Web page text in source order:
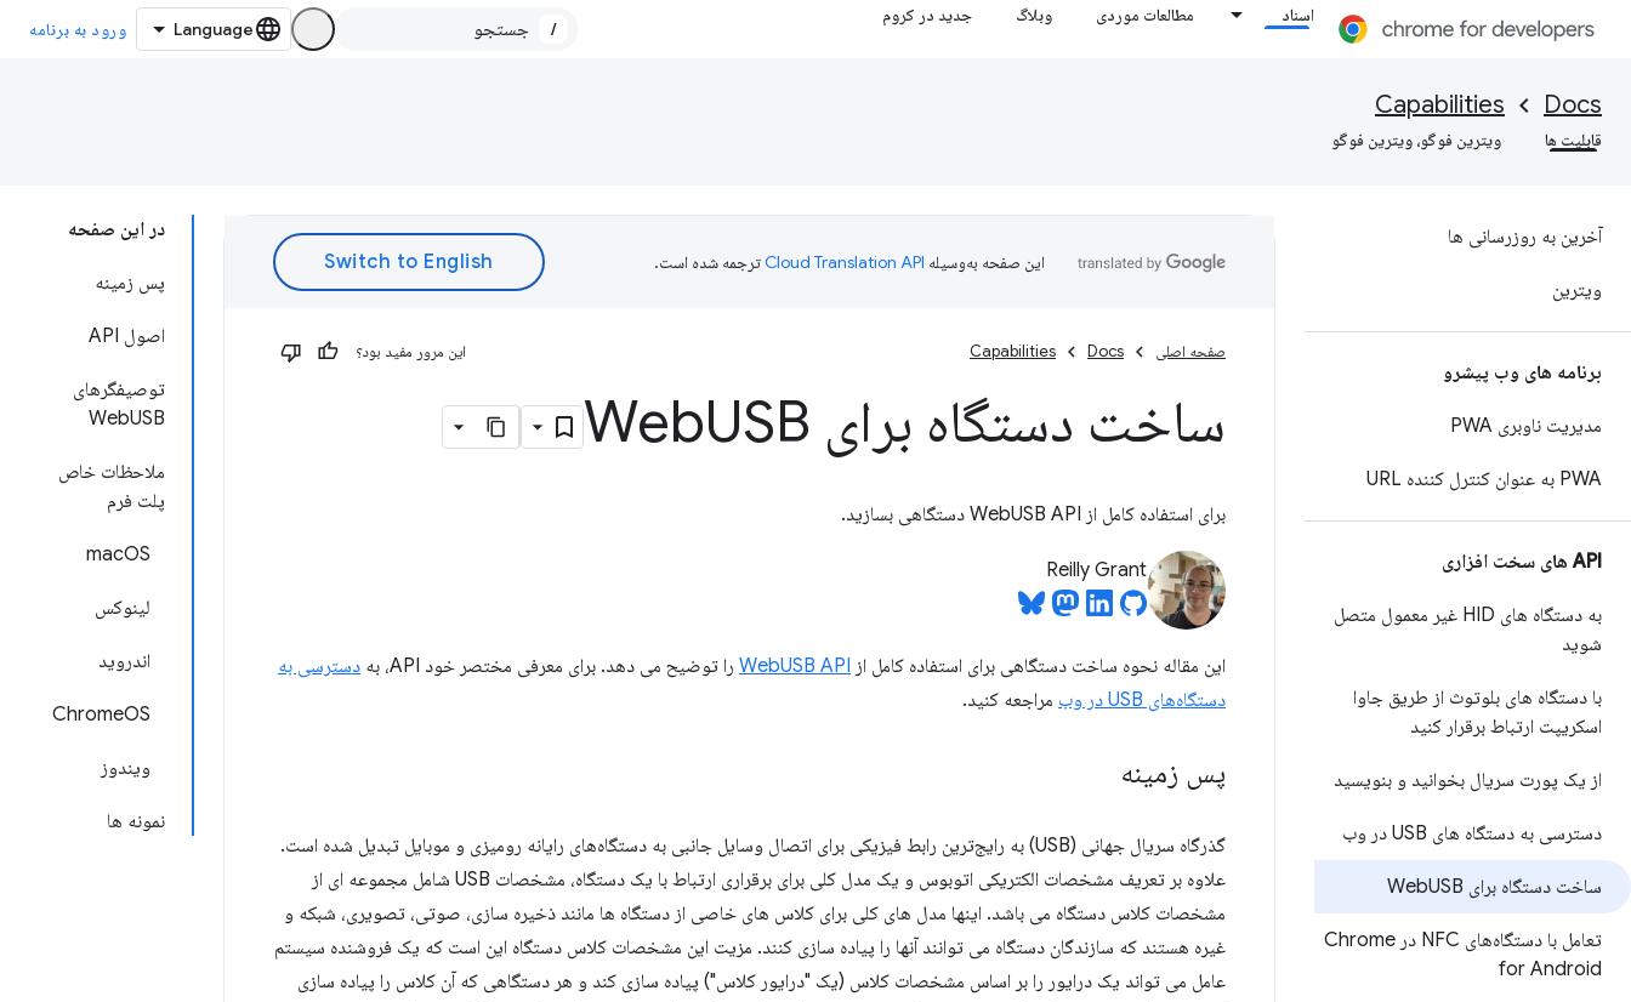
اسناد مطالعات موردی وبلاگ جدید در کروم
/ ورود به برنامه
Docs
Capabilities
قابلیت ها ویترین فوگو، ویترین فوگو
آخرین به روزرسانی ها
ویترین
برنامه های وب پیشرو
مدیریت ناوبری PWA
PWA به عنوان کنترل کننده URL
API های سخت افزاری
به دستگاه های HID غیر معمول متصل
شوید
با دستگاه های بلوتوث از طریق جاوا
اسکریپت ارتباط برقرار کنید
از یک پورت سریال بخوانید و بنویسید
دسترسی به دستگاه های USB در وب
ساخت دستگاه برای Web USB
تعامل با دستگاه‌های NFC در Chrome
for Android
در این صفحه
پس زمینه
اصول API
توصیفگرهای
WebUSB
ملاحظات خاص
پلت فرم
macOS
لینوکس
اندروید
ChromeOS
ویندوز
نمونه ها
این صفحه به‌وسیله ترجمه شده است.
صفحه اصلی Docs
Capabilities این مرور مفید بود؟
ساخت دستگاه برای Web USB
برای استفاده کامل از WebUSB API دستگاهی بسازید.
Reilly Grant
این مقاله نحوه ساخت دستگاهی برای استفاده کامل از WebUSB API را توضیح می دهد. برای معرفی مختصر خود API، به
دسترسی به
دستگاه‌های USB در وب
مراجعه کنید.
پس زمینه
گذرگاه سریال جهانی (USB) به رایج‌ترین رابط فیزیکی برای اتصال وسایل جانبی به دستگاه‌های رایانه رومیزی و موبایل تبدیل شده است.
علاوه بر تعریف مشخصات الکتریکی اتوبوس و یک مدل کلی برای برقراری ارتباط با یک دستگاه، مشخصات USB شامل مجموعه ای از
مشخصات کلاس دستگاه می باشد. اینها مدل های کلی برای کلاس های خاصی از دستگاه ها مانند ذخیره سازی، صوتی، تصویری، شبکه و
غیره هستند که سازندگان دستگاه می توانند آنها را پیاده سازی کنند. مزیت این مشخصات کلاس دستگاه این است که یک فروشنده سیستم
عامل می تواند یک درایور را بر اساس مشخصات کلاس (یک "درایور کلاس") پیاده سازی کند و هر دستگاهی که آن کلاس را پیاده سازی